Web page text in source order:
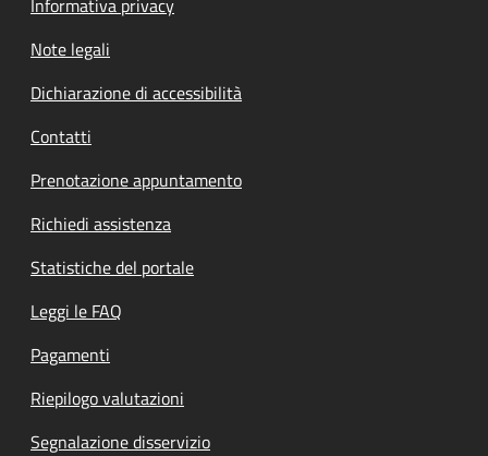
Note legali
Dichiarazione di accessibilità
Contatti
Prenotazione appuntamento
Richiedi assistenza
Statistiche del portale
Leggi le FAQ
Pagamenti
Riepilogo valutazioni
Segnalazione disservizio